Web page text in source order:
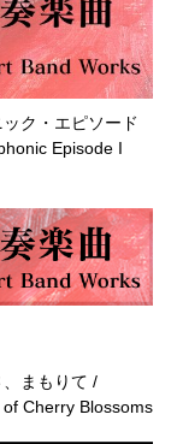
ク・エピソード
Episode I
まもりて /
Cherry Blossoms